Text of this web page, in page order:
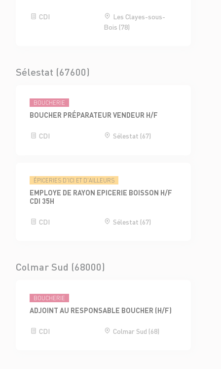
CDI
Les Clayes-sous-
Bois (78)
Sélestat (67600)
BOUCHERIE
BOUCHER PRÉPARATEUR VENDEUR H/F
CDI Sélestat (67)
ÉPICERIES D'ICI ET D'AILLEURS
EMPLOYE DE RAYON EPICERIE BOISSON H/F
CDI 35H
CDI Sélestat (67)
Colmar Sud (68000)
BOUCHERIE
ADJOINT AU RESPONSABLE BOUCHER (H/F)
CDI Colmar Sud (68)